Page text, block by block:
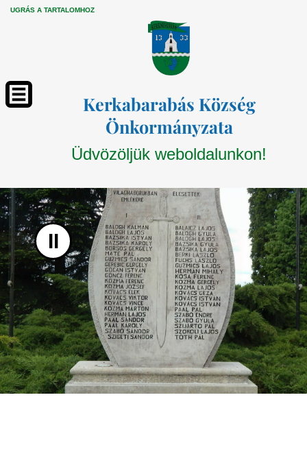
UGRÁS A TARTALOMHOZ
Kerkabarabás Község
Önkormányzata
Üdvözöljük weboldalunkon!
II